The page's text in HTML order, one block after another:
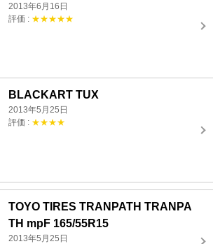
2013年6月16日
評価 : ★★★★★
BLACKART TUX
2013年5月25日
評価 : ★★★★
TOYO TIRES TRANPATH TRANPA
TH mpF 165/55R15
2013年5月25日